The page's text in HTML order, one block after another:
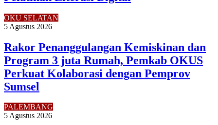
OKU SELATAN
5 Agustus 2026
Rakor Penanggulangan Kemiskinan dan
Program 3 juta Rumah, Pemkab OKUS
Perkuat Kolaborasi dengan Pemprov
Sumsel
PALEMBANG
5 Agustus 2026